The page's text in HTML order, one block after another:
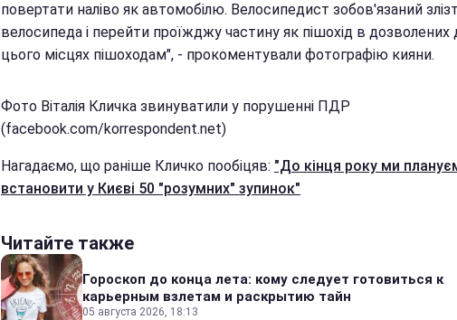
повертати наліво як автомобілю. Велосипедист зобов'язаний
велосипеда і перейти проїжджу частину як пішохід в дозволених
цього місцях пішоходам", - прокоментували фотографію кияни.
Фото Віталія Кличка звинуватили у порушенні ПДР
(facebook.com/korrespondent.net)
Нагадаємо, що раніше Кличко пообіцяв: "До кінця року ми
встановити у Києві 50 "розумних" зупинок"
Читайте также
Гороскоп до конца лета: кому следует готовиться к
карьерным взлетам и раскрытию тайн
05 августа 2026, 18:13